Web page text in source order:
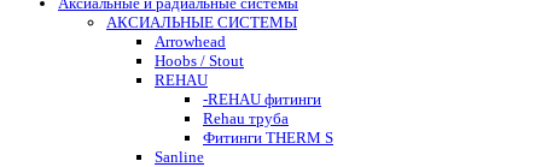
АКСИАЛЬНЫЕ СИСТЕМЫ
Arrowhead
Hoobs / Stout
REHAU
-REHAU фитинги
Rehau труба
Фитинги THERM S
Sanline